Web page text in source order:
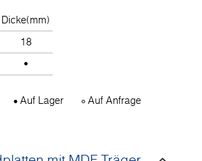
Dicke(mm)
18
Auf Lager Auf Anfrage